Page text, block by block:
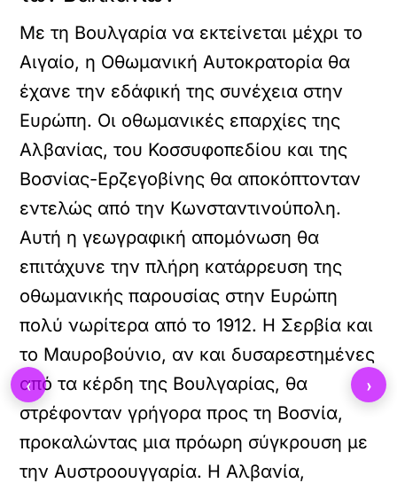
Με τη Βουλγαρία να εκτείνεται μέχρι το
Αιγαίο, η Οθωμανική Αυτοκρατορία θα
έχανε την εδάφική της συνέχεια στην
Ευρώπη. Οι οθωμανικές επαρχίες της
Αλβανίας, του Κοσσυφοπεδίου και της
Βοσνίας-Ερζεγοβίνης θα αποκόπτονταν
εντελώς από την Κωνσταντινούπολη.
Αυτή η γεωγραφική απομόνωση θα
επιτάχυνε τηνπλήρη κατάρρευση της
οθωμανικής παρουσίας στην Ευρώπη
πολύ νωρίτερα από το 1912. Η Σερβία και
το Μαυροβούνιο, αν και δυσαρεστημένες
από τα κέρδη της Βουλγαρίας, θα
στρέφονταν γρήγορα προς τη Βοσνία,
προκαλώντας μια πρόωρη σύγκρουση με
την Αυστροουγγαρία. Η Αλβανία,
‹ ›